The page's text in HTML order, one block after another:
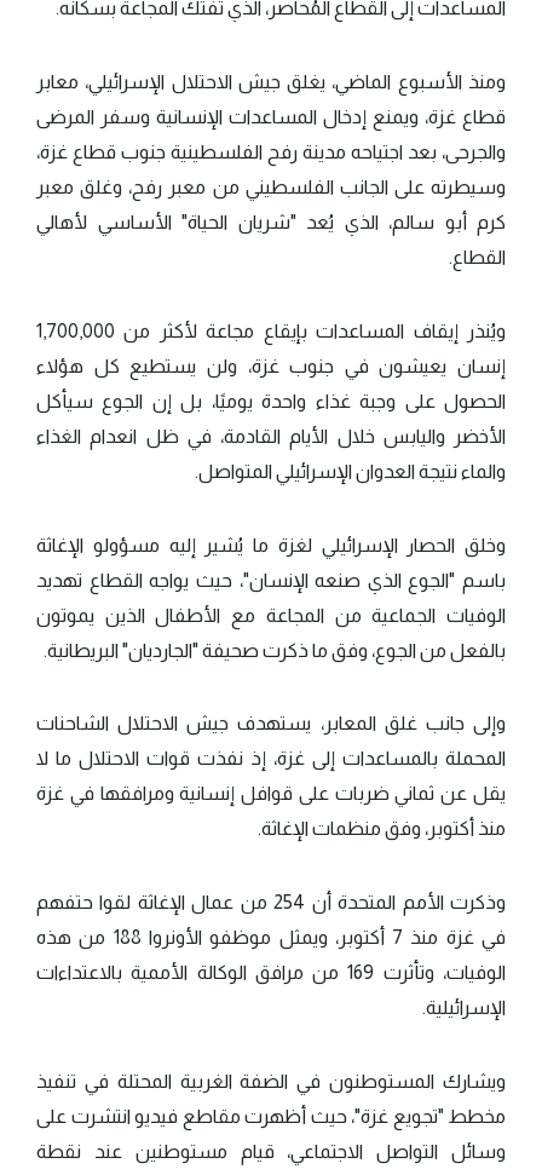
المساعدات إلى القطاع المُحاصر، الذي تفتك المجاعة بسكانه.
ومنذ الأسبوع الماضي، يغلق جيش الاحتلال الإسرائيلي، معابر
قطاع غزة، ويمنع إدخال المساعدات الإنسانية وسفر المرضى
والجرحى، بعد اجتياحه مدينة رفح الفلسطينية جنوب قطاع غزة،
وسيطرته على الجانب الفلسطيني من معبر رفح، وغلق معبر
كرم أبو سالم، الذي يُعد "شريان الحياة" الأساسي لأهالي
القطاع.
ويُنذر إيقاف المساعدات بإيقاع مجاعة لأكثر من 1,700,000
إنسان يعيشون في جنوب غزة، ولن يستطيع كل هؤلاء
الحصول على وجبة غذاء واحدة يوميًا، بل إن الجوع سيأكل
الأخضر واليابس خلال الأيام القادمة، في ظل انعدام الغذاء
والماء نتيجة العدوان الإسرائيلي المتواصل.
وخلق الحصار الإسرائيلي لغزة ما يُشير إليه مسؤولو الإغاثة
باسم "الجوع الذي صنعه الإنسان"، حيث يواجه القطاع تهديد
الوفيات الجماعية من المجاعة مع الأطفال الذين يموتون
بالفعل من الجوع، وفق ما ذكرت صحيفة "الجارديان" البريطانية.
وإلى جانب غلق المعابر، يستهدف جيش الاحتلال الشاحنات
المحملة بالمساعدات إلى غزة، إذ نفذت قوات الاحتلال ما لا
يقل عن ثماني ضربات على قوافل إنسانية ومرافقها في غزة
منذ أكتوبر، وفق منظمات الإغاثة.
وذكرت الأمم المتحدة أن 254 من عمال الإغاثة لقوا حتفهم
في غزة منذ 7 أكتوبر، ويمثل موظفو الأونروا 188 من هذه
الوفيات، وتأثرت 169 من مرافق الوكالة الأممية بالاعتداءات
الإسرائيلية.
ويشارك المستوطنون في الضفة الغربية المحتلة في تنفيذ
مخطط "تجويع غزة"، حيث أظهرت مقاطع فيديو انتشرت على
وسائل التواصل الاجتماعي، قيام مستوطنين عند نقطة